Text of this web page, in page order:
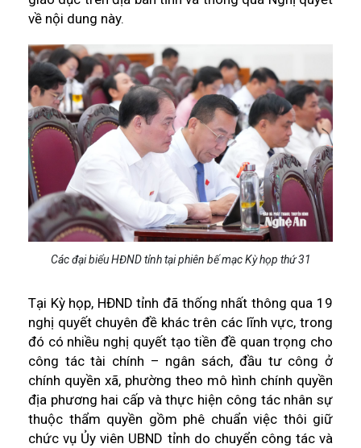
về nội dung này.
Các đại biểu HĐND tỉnh tại phiên bế mạc Kỳ họp thứ 31
Tại Kỳ họp, HĐND tỉnh đã thống nhất thông qua 19
nghị quyết chuyên đề khác trên các lĩnh vực, trong
đó có nhiều nghị quyết tạo tiền đề quan trọng cho
công tác tài chính – ngân sách, đầu tư công ở
chính quyền xã, phường theo mô hình chính quyền
địa phương hai cấp và thực hiện công tác nhân sự
thuộc thẩm quyền gồm phê chuẩn việc thôi giữ
chức vụ Ủy viên UBND tỉnh do chuyển công tác và